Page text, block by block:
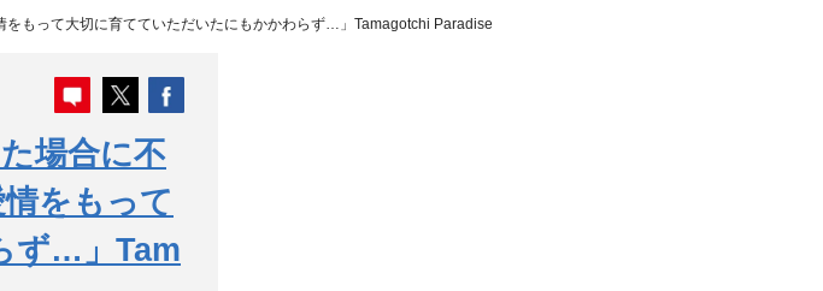
もって大切に育てていただいたにもかかわらず…」Tamagotchi Paradise
場合に不
をもって
ず…」Tam